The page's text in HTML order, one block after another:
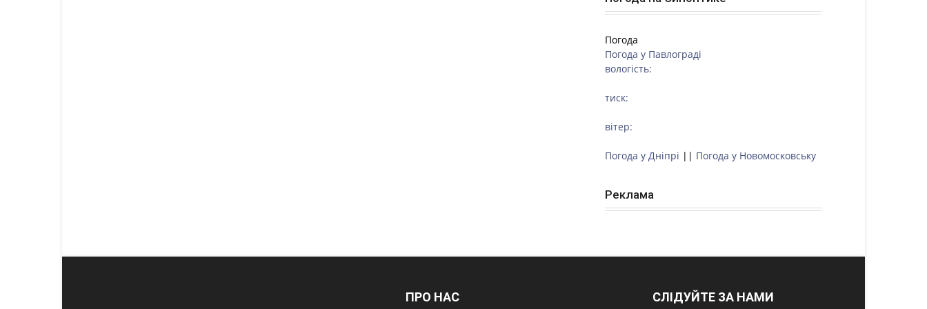
Погода
Погода у Павлограді
вологість:
тиск:
вітер:
Погода у Дніпрі || Погода у Новомосковську
Реклама
ПРО НАС СЛІДУЙТЕ ЗА НАМИ